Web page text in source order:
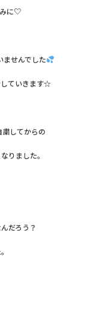
みに♡
せんでした
していきます☆
してからの
りました。
だろう？